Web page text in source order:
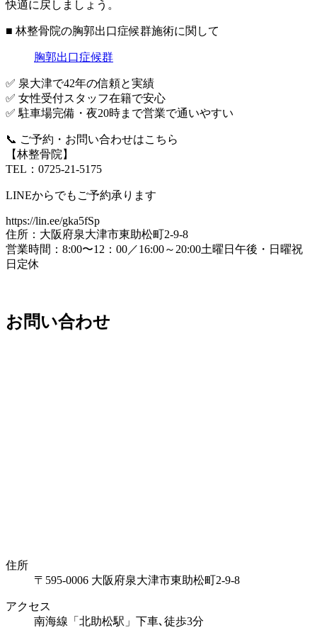
快適に戻しましょう。
■ 林整骨院の胸郭出口症候群施術に関して
胸郭出口症候群
✅ 泉大津で42年の信頼と実績
✅ 女性受付スタッフ在籍で安心
✅ 駐車場完備・夜20時まで営業で通いやすい
📞 ご予約・お問い合わせはこちら
【林整骨院】
TEL：0725-21-5175
LINEからでもご予約承ります
https://lin.ee/gka5fSp
住所：大阪府泉大津市東助松町2-9-8
営業時間：8:00〜12：00／16:00～20:00土曜日午後・日曜祝
日定休
お問い合わせ
住所
〒595-0006 大阪府泉大津市東助松町2-9-8
アクセス
南海線「北助松駅」下車､徒歩3分